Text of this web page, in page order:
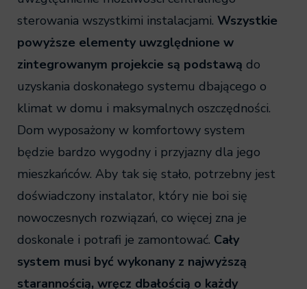
sterowania wszystkimi instalacjami. Wszystkie
powyższe elementy uwzględnione w
zintegrowanym projekcie są podstawą do
uzyskania doskonałego systemu dbającego o
klimat w domu i maksymalnych oszczędności.
Dom wyposażony w komfortowy system
będzie bardzo wygodny i przyjazny dla jego
mieszkańców. Aby tak się stało, potrzebny jest
doświadczony instalator, który nie boi się
nowoczesnych rozwiązań, co więcej zna je
doskonale i potrafi je zamontować. Cały
system musi być wykonany z najwyższą
starannością, wręcz dbałością o każdy